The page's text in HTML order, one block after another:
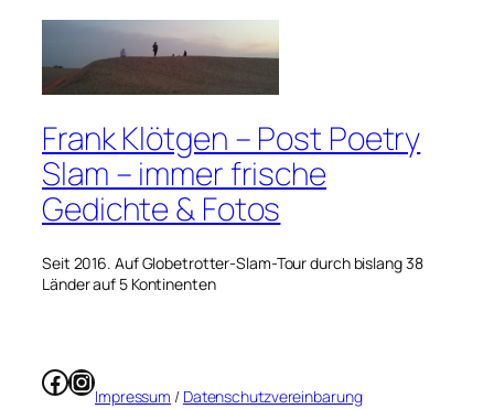
Frank Klötgen – Post Poetry
Slam – immer frische
Gedichte & Fotos
Seit 2016. Auf Globetrotter-Slam-Tour durch bislang 38
Länder auf 5 Kontinenten
Facebook
Instagram
Impressum / Datenschutzvereinbarung